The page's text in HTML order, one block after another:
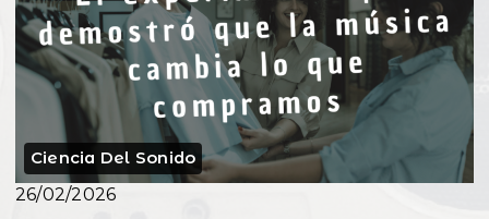
Ciencia Del Sonido
26/02/2026